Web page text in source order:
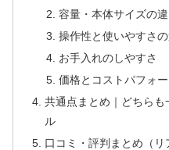
容量・本体サイズの違
操作性と使いやすさ
お手入れのしやすさ
価格とコストパフォ
共通点まとめ｜どちら
ル
口コミ・評判まとめ（リ